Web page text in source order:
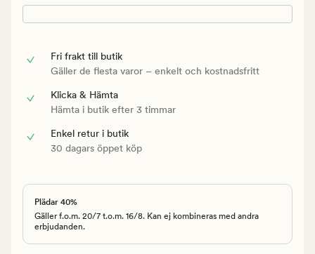
Fri frakt till butik
Gäller de flesta varor – enkelt och kostnadsfritt
Klicka & Hämta
Hämta i butik efter 3 timmar
Enkel retur i butik
30 dagars öppet köp
Plädar 40%
Gäller f.o.m. 20/7 t.o.m. 16/8. Kan ej kombineras med andra
erbjudanden.